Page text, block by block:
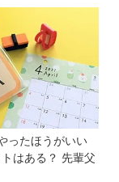
ったほうがいい
はある？ 先輩父